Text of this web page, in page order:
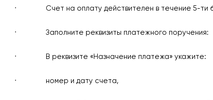
· Счет на оплату действителен в течение 5-ти
· Заполните реквизиты платежного поручения:
· В реквизите «Назначение платежа» укажите:
· номер и дату счета,